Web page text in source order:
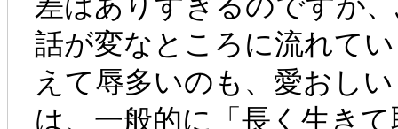
話が変なところに流れて
えて辱多いのも、愛おし
は、一般的に「長く生き